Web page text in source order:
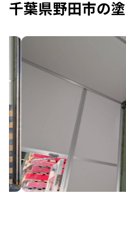
千葉県野田市の